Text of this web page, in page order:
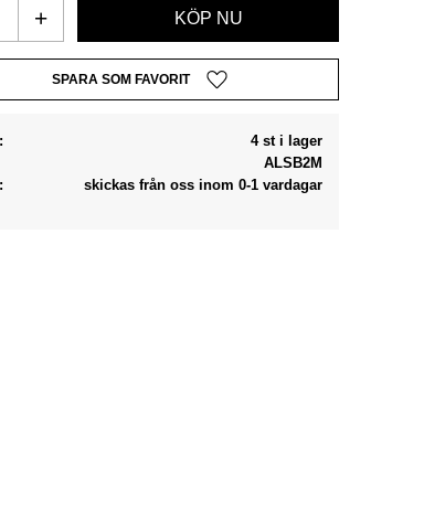
+
Lägg till i favoriter
4 st i lager
ALSB2M
skickas från oss inom 0-1 vardagar